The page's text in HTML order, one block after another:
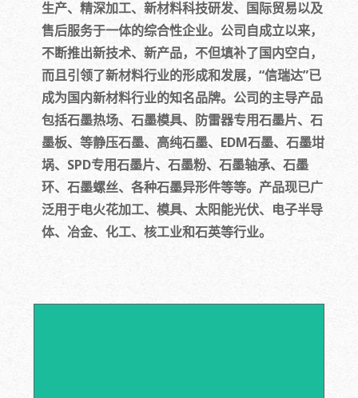
生产、精深加工、新材料科技研发、国际贸易以及
售后服务于一体的综合性企业。公司自成立以来，
不断推出新技术、新产品，不但填补了国内空白，
而且引领了新材料行业的形成和发展，“信瑞达”已
成为国内新材料行业的知名品牌。公司的主导产品
包括石墨热场、石墨模具、防雷器专用石墨片、石
墨板、等静压石墨、高纯石墨、EDM石墨、石墨坩
埚、SPD专用石墨片、石墨粉、石墨轴承、石墨
环、石墨螺丝、各种石墨异形件等等。产品现已广
泛用于电火花加工、模具、太阳能光伏、电子半导
体、冶金、化工、核工业和石英等行业。